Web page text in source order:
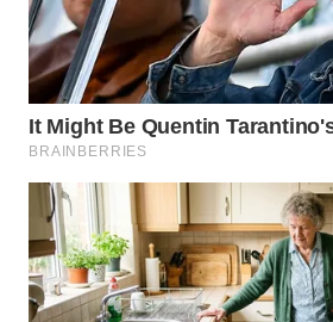
Sabonetes suaves e hidratantes
Hábitos simples para
hidratação e proteção
cutânea